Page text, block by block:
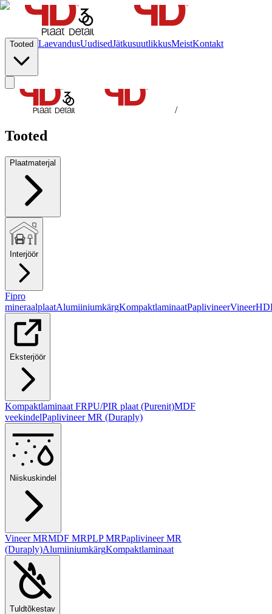
Tooted LaevandusUudisedJätkusuutlikkusMeistKontakt
/
Tooted
Plaatmaterjal
Interjöör
Fipro
mineraalplaatAlumiiniumkärgKompaktlaminaatPaplivineerVineer
Eksterjöör
Kompaktlaminaat FRPU/PIR plaat (Purenit)MDF
veekindelPaplivineer MR (Duraply)
Niiskuskindel
Vineer MRMDF MRPLP MRPaplivineer MR
(Duraply)AlumiiniumkärgKompaktlaminaat
Tuldtõkestav